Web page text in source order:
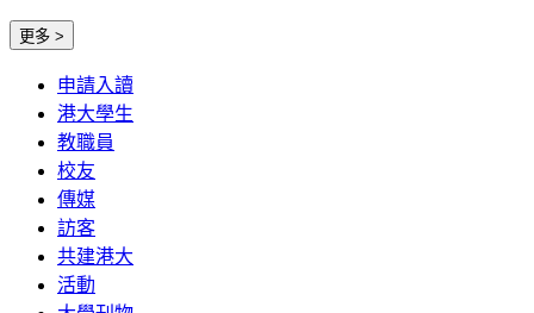
更多 >
申請入讀
港大學生
教職員
校友
傳媒
訪客
共建港大
活動